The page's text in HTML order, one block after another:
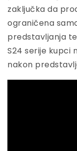
zaključka da
ograničena
predstavljanja
S24 serije kupci
nakon